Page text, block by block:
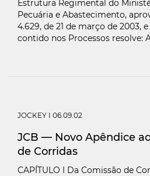
Estrutura Regimental do
Pecuária e Abastecimento,
4.629, de 21 de março de 2003,
contido nos Processos resolve:
JOCKEY I 06.09.02
JCB — Novo Apêndice
de Corridas
CAPÍTULO I Da Comissão de